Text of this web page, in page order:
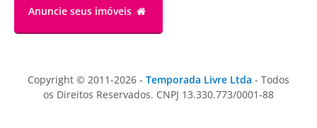
Anuncie seus imóveis
Copyright © 2011-2026 - Temporada Livre Ltda - Todos
os Direitos Reservados. CNPJ 13.330.773/0001-88